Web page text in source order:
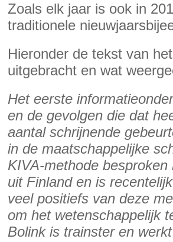
Zoals elk jaar is ook in
traditionele
Hieronder de tekst van
uitgebracht en wat
Het eerste
en de gevolgen die dat
aantal schrijnende
in de maatschappelijke
KIVA-methode
uit Finland en is
veel positiefs van deze
om het wetenschappelijk
Bolink is trainster en